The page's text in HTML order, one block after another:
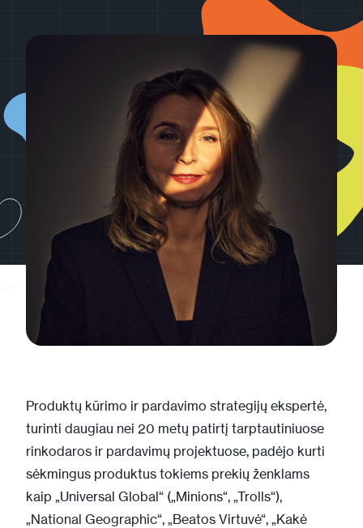
Produktų kūrimo ir pardavimo strategijų ekspertė,
turinti daugiau nei 20 metų patirtį tarptautiniuose
rinkodaros ir pardavimų projektuose, padėjo kurti
sėkmingus produktus tokiems prekių ženklams
kaip „Universal Global“ („Minions“, „Trolls“),
„National Geographic“, „Beatos Virtuvė“, „Kakė